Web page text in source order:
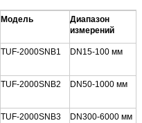
Модель
Диапазон
измерений
TUF-2000SNB1 DN15-100 мм
TUF-2000SNB2 DN50-1000 мм
TUF-2000SNB3 DN300-6000 мм